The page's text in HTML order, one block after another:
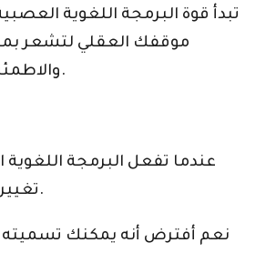
تبدأ قوة البرمجة اللغوية
موقفك العقلي لتشعر
والاطمئنان تجاه نفسك.
عندما تفعل البرمجة
تغيير طريقة تفكيرك.
نعم أفترض أنه يمكنك تسميته